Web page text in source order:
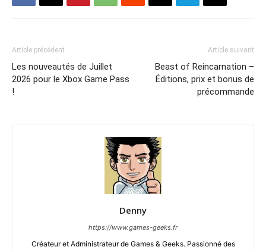
Article précédent
Les nouveautés de Juillet
2026 pour le Xbox Game Pass
!
Article suivant
Beast of Reincarnation –
Éditions, prix et bonus de
précommande
Denny
https://www.games-geeks.fr
Créateur et Administrateur de Games & Geeks. Passionné des